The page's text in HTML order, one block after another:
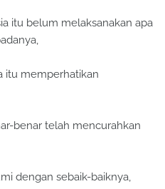
itu belum melaksanakan apa
itu memperhatikan
benar telah mencurahkan
dengan sebaik-baiknya,